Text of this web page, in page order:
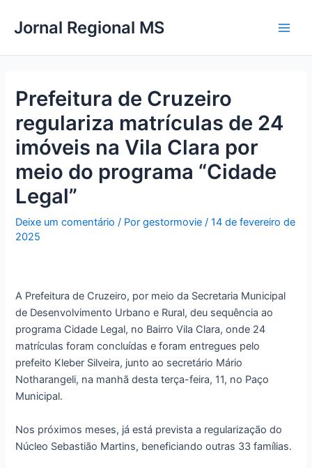
para
conteúdo
Jornal Regional MS
Prefeitura de Cruzeiro
regulariza matrículas de 24
imóveis na Vila Clara por
meio do programa “Cidade
Legal”
Deixe um comentário / Porgestormovie/14 de fevereiro de
2025
A Prefeitura de Cruzeiro, por meio da Secretaria Municipal
de Desenvolvimento Urbano e Rural, deu sequência ao
programa Cidade Legal, no Bairro Vila Clara, onde 24
matrículas foram concluídas e foram entregues pelo
prefeito Kleber Silveira, junto ao secretário Mário
Notharangeli, na manhã desta terça-feira, 11, no Paço
Municipal.
Nos próximos meses, já está prevista a regularização do
Núcleo Sebastião Martins, beneficiando outras 33 famílias.